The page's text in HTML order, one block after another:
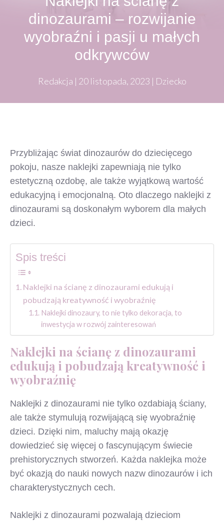
dinozaurami – rozwijanie
wyobraźni i pasji u małych
odkrywców
Redakcja | 20 listopada, 2023 | Dziecko
Przybliżając świat dinozaurów do dziecięcego
pokoju, nasze naklejki zapewniają nie tylko
estetyczną ozdobę, ale także wyjątkową wartość
edukacyjną i emocjonalną. Oto dlaczego naklejki z
dinozaurami są doskonałym wyborem dla małych
dzieci.
Spis treści
Naklejki na ścianę z dinozaurami edukują i
pobudzają kreatywność i wyobraźnię
Naklejki dinozaury, to nie tylko dekoracja, to
inwestycja w rozwój zainteresowań
Naklejki na ścianę z dinozaurami
edukują i pobudzają kreatywność i
wyobraźnię
Naklejki z dinozaurami nie tylko ozdabiają ściany,
ale także stymulują rozwijającą się wyobraźnię
dzieci. Dzięki nim, maluchy mają okazję
dowiedzieć się więcej o fascynującym świecie
prehistorycznych stworzeń. Każda naklejka może
być okazją do nauki nowych nazw dinozaurów i ich
charakterystycznych cech.
Naklejki z dinozaurami pozwalają dzieciom